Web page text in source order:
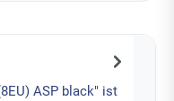
ASP black" ist